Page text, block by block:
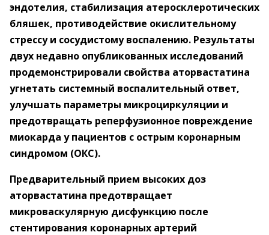
эндотелия, стабилизация атеросклеротических
бляшек, противодействие окислительному
стрессу и сосудистому воспалению. Результаты
двух недавно опубликованных исследований
продемонстрировали свойства аторвастатина
угнетать системный воспалительный ответ,
улучшать параметры микроциркуляции и
предотвращать реперфузионное повреждение
миокарда у пациентов с острым коронарным
синдромом (ОКС).
Предварительный прием высоких доз
аторвастатина предотвращает
микроваскулярную дисфункцию после
стентирования коронарных артерий